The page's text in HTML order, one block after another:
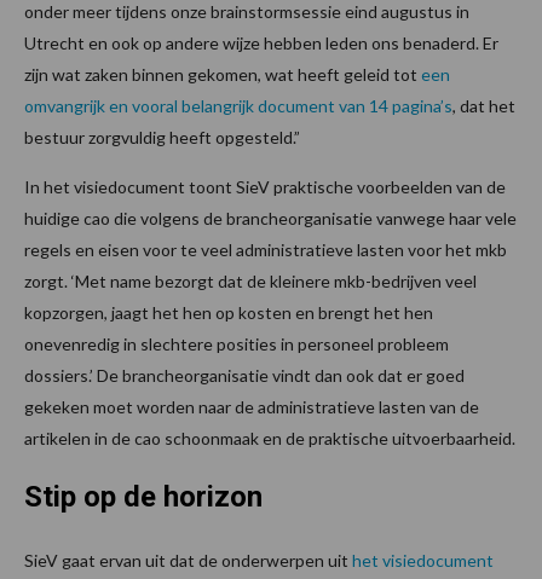
onder meer tijdens onze brainstormsessie eind augustus in
Utrecht en ook op andere wijze hebben leden ons benaderd. Er
zijn wat zaken binnen gekomen, wat heeft geleid tot een
omvangrijk en vooral belangrijk document van 14 pagina’s, dat het
bestuur zorgvuldig heeft opgesteld.”
In het visiedocument toont SieV praktische voorbeelden van de
huidige cao die volgens de brancheorganisatie vanwege haar vele
regels en eisen voor te veel administratieve lasten voor het mkb
zorgt. ‘Met name bezorgt dat de kleinere mkb-bedrijven veel
kopzorgen, jaagt het hen op kosten en brengt het hen
onevenredig in slechtere posities in personeel probleem
dossiers.’ De brancheorganisatie vindt dan ook dat er goed
gekeken moet worden naar de administratieve lasten van de
artikelen in de cao schoonmaak en de praktische uitvoerbaarheid.
Stip op de horizon
SieV gaat ervan uit dat de onderwerpen uit het visiedocument